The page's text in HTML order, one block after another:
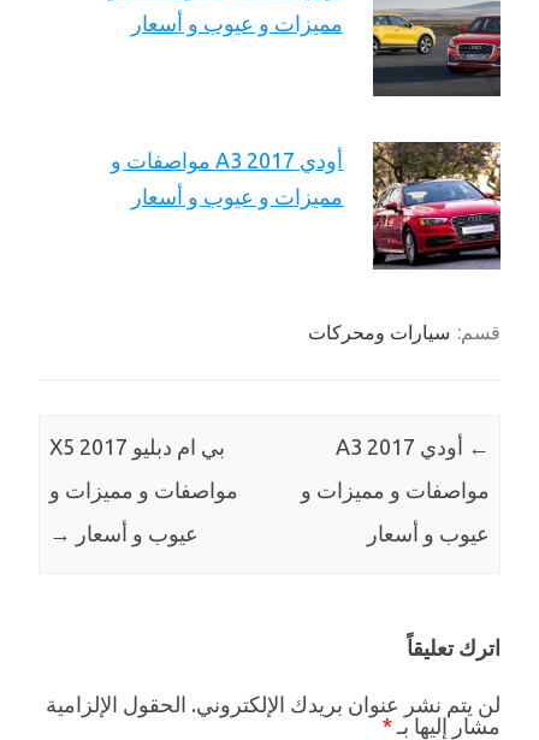
مميزات و عيوب و أسعار
أودي 2017 A3 مواصفات و
مميزات و عيوب و أسعار
قسم: سيارات ومحركات
←
أودي 2017 A3
مواصفات و مميزات و
عيوب و أسعار
بي ام دبليو X5 2017
مواصفات و مميزات و
عيوب و أسعار →
اترك تعليقاً
لن يتم نشر عنوان بريدك الإلكتروني. الحقول الإلزامية
مشار إليها بـ *